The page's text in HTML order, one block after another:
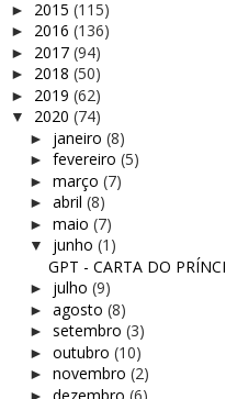
► 2015 (115)
► 2016 (136)
► 2017 (94)
► 2018 (50)
► 2019 (62)
▼ 2020 (74)
► janeiro (8)
► fevereiro (5)
► março (7)
► abril (8)
► maio (7)
▼ junho (1)
GPT - CARTA DO
► julho (9)
► agosto (8)
► setembro (3)
► outubro (10)
► novembro (2)
►